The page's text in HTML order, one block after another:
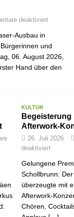
deaktiviert
Ausbau in
und
06. August 2026,
Hand über den
KULTUR
Begeisterung
Afterwork-
26. Juli 2026
deaktiviert
Gelungene
Schollbrunn:
überzeugte mit
Afterwork-
Chören,